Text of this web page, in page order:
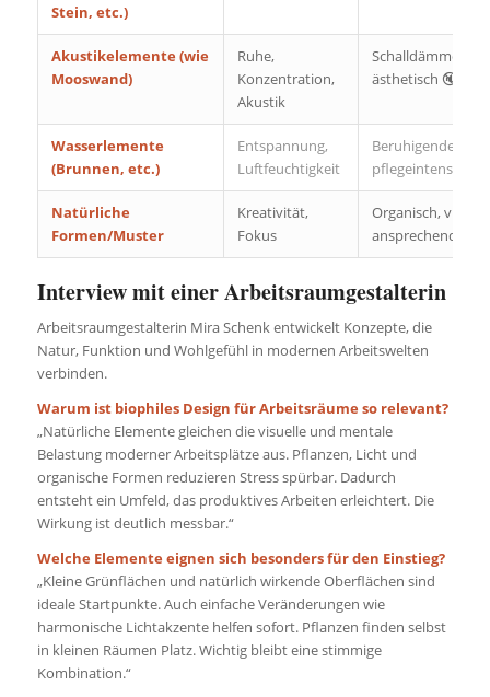
Stein, etc.)
Akustikelemente (wie
Mooswand)
Ruhe,
Konzentration,
Akustik
Schalldämmend,
ästhetisch 🔇
Wasserlemente
(Brunnen, etc.)
Entspannung,
Luftfeuchtigkeit
Beruhigender
pflegeintensiv 💧
Natürliche
Formen/Muster
Kreativität,
Fokus
Organisch, visuell
ansprechend 🌀
Interview mit einer Arbeitsraumgestalterin
Arbeitsraumgestalterin Mira Schenk entwickelt Konzepte, die
Natur, Funktion und Wohlgefühl in modernen Arbeitswelten
verbinden.
Warum ist biophiles Design für Arbeitsräume so relevant?
„Natürliche Elemente gleichen die visuelle und mentale
Belastung moderner Arbeitsplätze aus. Pflanzen, Licht und
organische Formen reduzieren Stress spürbar. Dadurch
entsteht ein Umfeld, das produktives Arbeiten erleichtert. Die
Wirkung ist deutlich messbar.“
Welche Elemente eignen sich besonders für den Einstieg?
„Kleine Grünflächen und natürlich wirkende Oberflächen sind
ideale Startpunkte. Auch einfache Veränderungen wie
harmonische Lichtakzente helfen sofort. Pflanzen finden selbst
in kleinen Räumen Platz. Wichtig bleibt eine stimmige
Kombination.“